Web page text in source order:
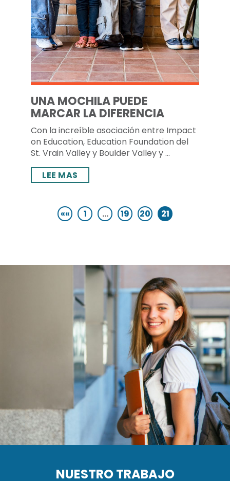
UNA MOCHILA PUEDE
MARCAR LA DIFERENCIA
Con la increíble asociación entre Impact
on Education, Education Foundation del
St. Vrain Valley y Boulder Valley y ...
LEE MAS
«« 1 … 19 20 21
NUESTRO TRABAJO